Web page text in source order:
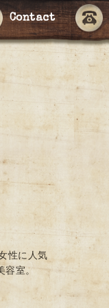
Contact
性に人気
容室。